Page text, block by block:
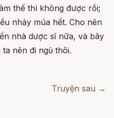
thế thì không được rồi;
nhảy múa hết. Cho nên
nhà dược sĩ nữa, và bây
nên đi ngủ thôi.
Truyện sau →